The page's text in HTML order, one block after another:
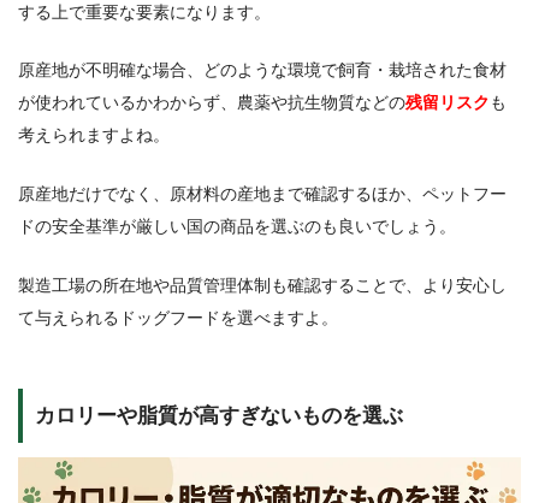
する上で重要な要素になります。
原産地が不明確な場合、どのような環境で飼育・栽培された食材
が使われているかわからず、農薬や抗生物質などの残留リスクも
考えられますよね。
原産地だけでなく、原材料の産地まで確認するほか、ペットフー
ドの安全基準が厳しい国の商品を選ぶのも良いでしょう。
製造工場の所在地や品質管理体制も確認することで、より安心し
て与えられるドッグフードを選べますよ。
カロリーや脂質が高すぎないものを選ぶ